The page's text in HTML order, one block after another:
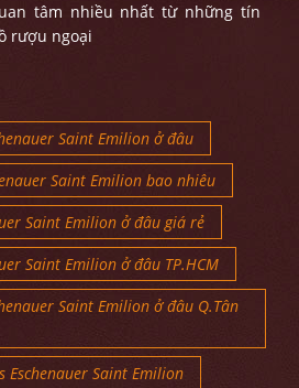
tâm nhiều nhất từ những tín
rượu ngoại
Saint Emilion ở đâu
Saint Emilion bao nhiêu
Saint Emilion ở đâu giá rẻ
Saint Emilion ở đâu TP.HCM
Saint Emilion ở đâu Q.Tân
Eschenauer Saint Emilion